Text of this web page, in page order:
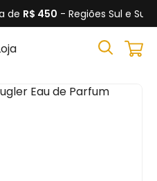
de R$ 450 - Regiões Sul e